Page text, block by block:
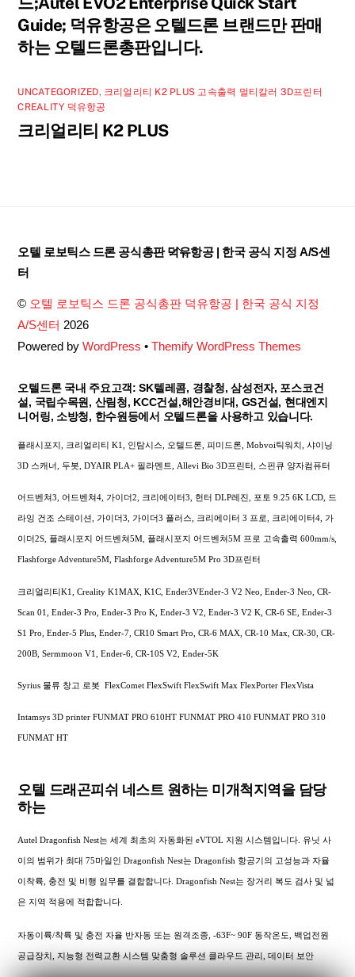
Guide; 덕유항공은 오텔드론 브랜드만 판매
하는 오텔드론총판입니다.
UNCATEGORIZED, 크리얼리티 K2 PLUS 고속출력 멀티칼러 3D프린터
CREALITY 덕유항공
크리얼리티 K2 PLUS
Back
오텔 로보틱스 드론 공식총판 덕유항공 | 한국 공식 지정 A/S센
터
© 오텔 로보틱스 드론 공식총판 덕유항공 | 한국 공식 지정
A/S센터 2026
Powered byWordPress •Themify WordPress Themes
오텔드론 국내 주요고객: SK텔레콤, 경찰청, 삼성전자, 포스코건
설, 국립수목원, 산림청, KCC건설,해안경비대, GS건설, 현대엔지
니어링, 소방청, 한수원등에서 오텔드론을 사용하고 있습니다.
플래시포지, 크리얼리티 K1, 인탐시스, 오텔드론, 피미드론, Mobvoi틱워치, 샤이닝
3D 스캐너, 두봇, DYAIR PLA+ 필라멘트, Allevi Bio 3D프린터, 스핀큐 양자컴퓨터
어드벤쳐3, 어드벤쳐4, 가이더2, 크리에이터3, 헌터 DLP레진, 포토 9.25 6K LCD, 드
라잉 건조 스테이션, 가이더3, 가이더3 플러스, 크리에이터 3 프로, 크리에이터4, 가
이더2S, 플래시포지 어드벤쳐5M, 플래시포지 어드벤쳐5M 프로 고속출력 600mm/s,
Flashforge Adventure5M, Flashforge Adventure5M Pro 3D프린터
크리얼리티K1, Creality K1MAX, K1C, Ender3VEnder-3 V2 Neo, Ender-3 Neo, CR-
Scan 01, Ender-3 Pro, Ender-3 Pro K, Ender-3 V2, Ender-3 V2 K, CR-6 SE, Ender-3
S1 Pro, Ender-5 Plus, Ender-7, CR10 Smart Pro, CR-6 MAX, CR-10 Max, CR-30, CR-
200B, Sermmoon V1, Ender-6, CR-10S V2, Ender-5K
Syrius 물류 창고 로봇 FlexComet FlexSwift FlexSwift Max FlexPorter FlexVista
Intamsys 3D printer FUNMAT PRO 610HT FUNMAT PRO 410 FUNMAT PRO 310
FUNMAT HT
오텔 드래곤피쉬 네스트 원하는 미개척지역을 담당
하는
Autel Dragonfish Nest는 세계 최초의 자동화된 eVTOL 지원 시스템입니다. 유닛 사
이의 범위가 최대 75마일인 Dragonfish Nest는 Dragonfish 항공기의 고성능과 자율
이착륙, 충전 및 비행 임무를 결합합니다. Dragonfish Nest는 장거리 복도 검사 및 넓
은 지역 적용에 적합합니다.
자동이륙/착륙 및 충전 자율 반자동 또는 원격조종, -63F~ 90F 동작온도, 백업전원
공급장치, 지능형 전력교환 시스템 맞춤형 솔루션 클라우드 관리, 데이터 보안